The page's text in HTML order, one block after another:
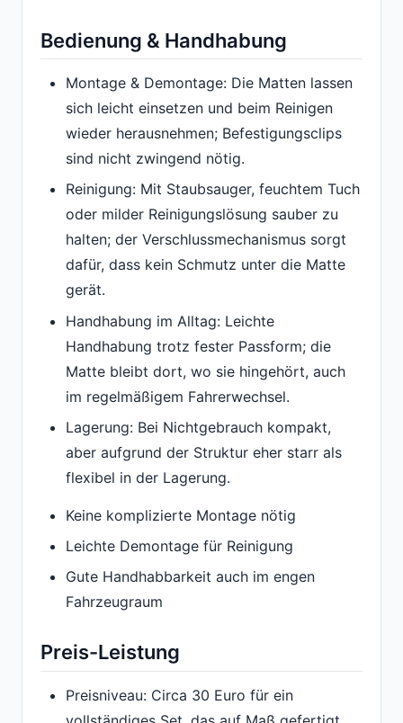
Bedienung & Handhabung
Montage & Demontage: Die Matten lassen
sich leicht einsetzen und beim Reinigen
wieder herausnehmen; Befestigungsclips
sind nicht zwingend nötig.
Reinigung: Mit Staubsauger, feuchtem Tuch
oder milder Reinigungslösung sauber zu
halten; der Verschlussmechanismus sorgt
dafür, dass kein Schmutz unter die Matte
gerät.
Handhabung im Alltag: Leichte
Handhabung trotz fester Passform; die
Matte bleibt dort, wo sie hingehört, auch
im regelmäßigem Fahrerwechsel.
Lagerung: Bei Nichtgebrauch kompakt,
aber aufgrund der Struktur eher starr als
flexibel in der Lagerung.
Keine komplizierte Montage nötig
Leichte Demontage für Reinigung
Gute Handhabbarkeit auch im engen
Fahrzeugraum
Preis-Leistung
Preisniveau: Circa 30 Euro für ein